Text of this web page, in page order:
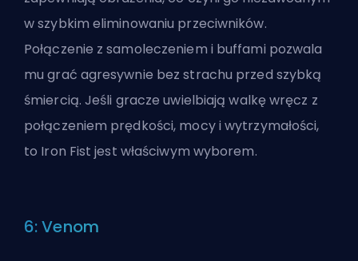
w szybkim eliminowaniu przeciwników.
Połączenie z samoleczeniem i buffami pozwala
mu grać agresywnie bez strachu przed szybką
śmiercią. Jeśli gracze uwielbiają walkę wręcz z
połączeniem prędkości, mocy i wytrzymałości,
to Iron Fist jest właściwym wyborem.
6: Venom